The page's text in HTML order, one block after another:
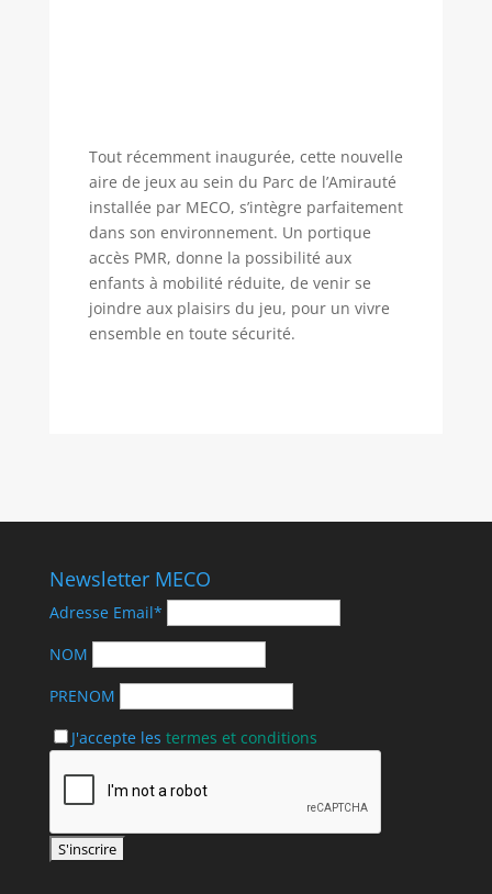
Tout récemment inaugurée, cette nouvelle
aire de jeux au sein du Parc de l’Amirauté
installée par MECO, s’intègre parfaitement
dans son environnement. Un portique
accès PMR, donne la possibilité aux
enfants à mobilité réduite, de venir se
joindre aux plaisirs du jeu, pour un vivre
ensemble en toute sécurité.
Newsletter MECO
Adresse Email*
NOM
PRENOM
J'accepte les termes et conditions